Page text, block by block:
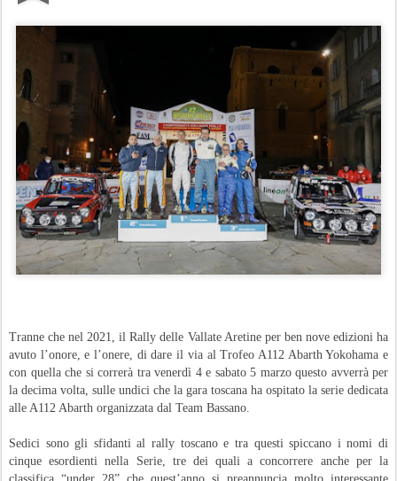
Tranne che nel 2021, il Rally delle Vallate Aretine per ben nove edizioni ha
avuto l’onore, e l’onere, di dare il via al Trofeo A112 Abarth Yokohama e
con quella che si correrà tra venerdì 4 e sabato 5 marzo questo avverrà per
la decima volta, sulle undici che la gara toscana ha ospitato la serie dedicata
alle A112 Abarth organizzata dal Team Bassano.
Sedici sono gli sfidanti al rally toscano e tra questi spiccano i nomi di
cinque esordienti nella Serie, tre dei quali a concorrere anche per la